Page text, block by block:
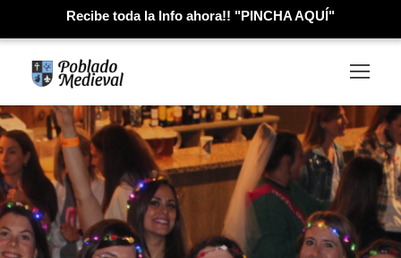
Recibe toda la Info ahora!! "PINCHA AQUÍ"